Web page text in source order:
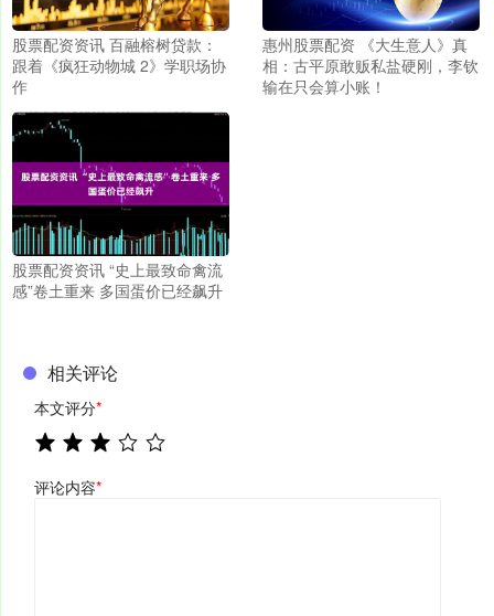
股票配资资讯 百融榕树贷款：
跟着《疯狂动物城 2》学职场协
作
惠州股票配资 《大生意人》真
相：古平原敢贩私盐硬刚，李钦
输在只会算小账！
股票配资资讯 “史上最致命禽流
感”卷土重来 多国蛋价已经飙升
相关评论
本文评分*
评论内容*